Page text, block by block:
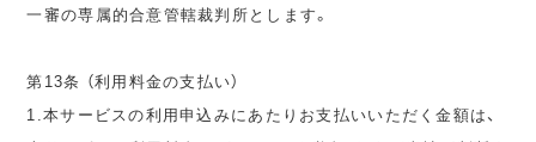
一審の専属的合意管轄裁判所とします。
第13条 （利用料金の支払い）
1.本サービスの利用申込みにあたりお支払いいただく金額は、